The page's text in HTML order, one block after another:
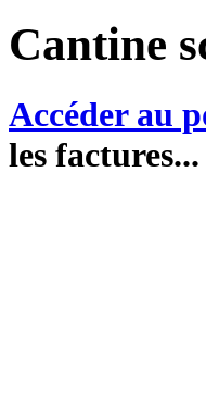
Cantine
Accéder au
les factures...